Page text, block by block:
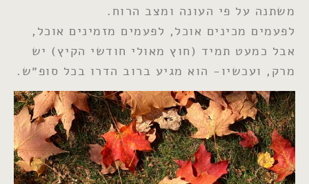
משתנה על פי העונה ומצב הרוח.
לפעמים מכינים אוכל, לפעמים מזמינים אוכל,
אבל כמעט תמיד (חוץ מאולי חודשי הקיץ) יש
מרק, ועכשיו- הוא מגיע ברוב הדרו בכל סופ״ש.